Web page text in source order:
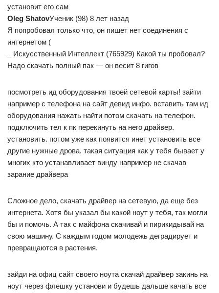
установит его сам
Oleg ShatovУченик (98) 8 лет назад
Я попробовал только что, он пишет нет соединения с
интернетом (
Искусственный Интеллект (765929) Какой ты пробовал?
Надо скачать полный пак — он весит 8 гигов
посмотреть ид оборудования твоей сетевой карты! зайти
например с телефона на сайт девид инфо. вставить там ид
оборудования нажать найти потом скачать на телефон.
подключить тел к пк перекинуть на него драйвер.
установить. потом уже как появится инет установить все
другие нужные дрова. такая ситуация как у тебя бывает у
многих кто устанавливает винду например не скачав
зарание драйвера
Сложное дело, скачать драйвер на сетевую, да еще без
интернета. Хотя бы указал бы какой ноут у тебя, так могли
бы и помочь. А так с майфона скачивай и пирикидывай на
свою машину. С каждым годом молодежь деградирует и
превращаются в растения.
зайди на офиц сайт своего ноута скачай драйвер закинь на
ноут через флешку установи и будешь дальше качать все